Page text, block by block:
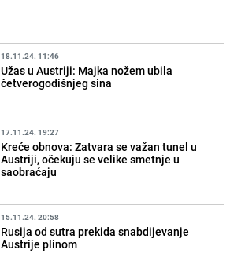
18.11.24. 11:46
Užas u Austriji: Majka nožem ubila
četverogodišnjeg sina
17.11.24. 19:27
Kreće obnova: Zatvara se važan tunel u
Austriji, očekuju se velike smetnje u
saobraćaju
15.11.24. 20:58
Rusija od sutra prekida snabdijevanje
Austrije plinom